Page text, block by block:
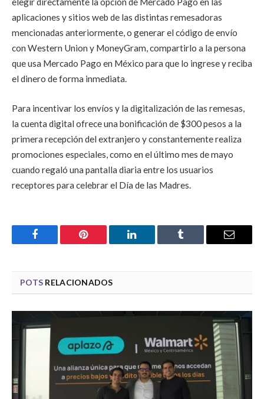
aplicaciones y sitios web de las distintas remesadoras
mencionadas anteriormente, o generar el código de envío
con Western Union y MoneyGram, compartirlo a la persona
que usa Mercado Pago en México para que lo ingrese y reciba
el dinero de forma inmediata.
Para incentivar los envíos y la digitalización de las remesas,
la cuenta digital ofrece una bonificación de $300 pesos a la
primera recepción del extranjero y constantemente realiza
promociones especiales, como en el último mes de mayo
cuando regaló una pantalla diaria entre los usuarios
receptores para celebrar el Día de las Madres.
Facebook Pinterest LinkedIn Tumblr Email
POTS RELACIONADOS